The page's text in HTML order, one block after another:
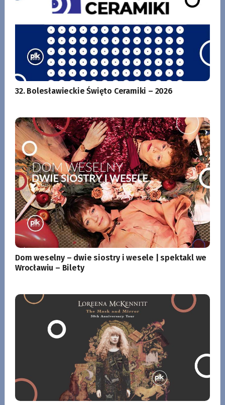
32. Bolesławieckie Święto Ceramiki – 2026
Dom weselny – dwie siostry i wesele | spektakl we
Wrocławiu – Bilety